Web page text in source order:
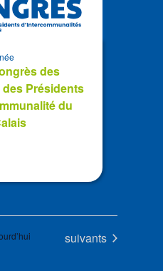
des
des Présidents
du
Évènements
suivants